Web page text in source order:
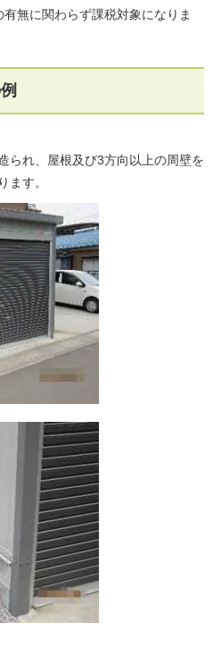
無に関わらず課税対象になりま
られ、屋根及び3方向以上の周壁を
ます。